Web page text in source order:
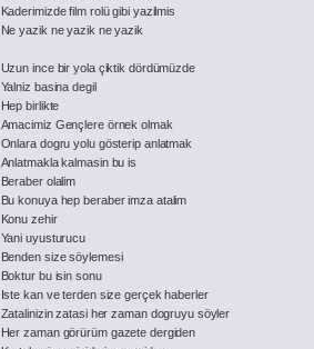
Kaderimizde film rolü gibi yazilmis
Ne yazik ne yazik ne yazik
Uzun ince bir yola çiktik dördümüzde
Yalniz basina degil
Hep birlikte
Amacimiz Gençlere örnek olmak
Onlara dogru yolu gösterip anlatmak
Anlatmakla kalmasin bu is
Beraber olalim
Bu konuya hep beraber imza atalim
Konu zehir
Yani uyusturucu
Benden size söylemesi
Boktur bu isin sonu
Iste kan ve terden size gerçek haberler
Zatalinizin zatasi her zaman dogruyu söyler
Her zaman görürüm gazete dergiden